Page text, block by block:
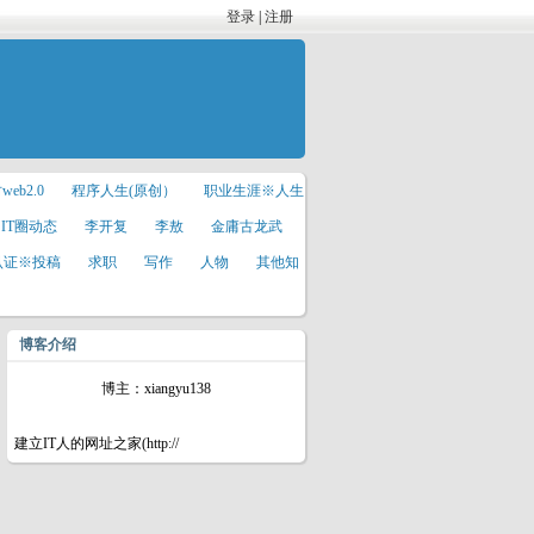
登录 注册
程序人生(原创） 职业生涯※人生
IT圈动态 李开复 李敖 金庸古龙武
证※投稿 求职 写作 人物 其他知
博客介绍
博主：xiangyu138
建立IT人的网址之家(http://